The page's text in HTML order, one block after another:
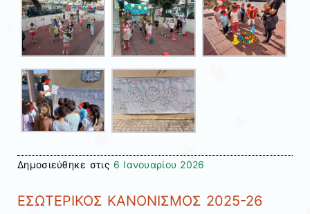
Δημοσιεύθηκε στις 6 Ιανουαρίου 2026
ΕΣΩΤΕΡΙΚΟΣ ΚΑΝΟΝΙΣΜΟΣ 2025-26